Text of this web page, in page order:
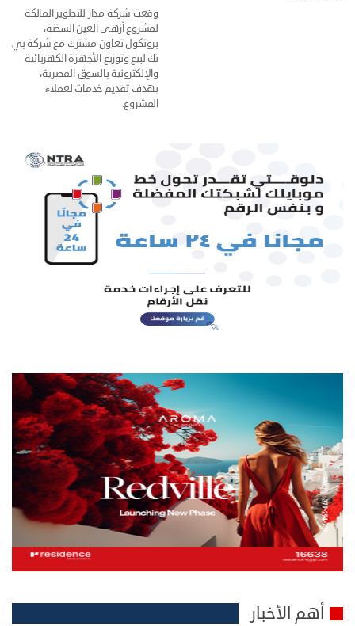
وقعت شركة مدار للتطوير المالكة
لمشروع أزهى العين السخنة،
بروتكول تعاون مشترك مع شركة بي
تك لبيع وتوزيع الأجهزة الكهربائية
والإلكترونية بالسوق المصرية،
بهدف تقديم خدمات لعملاء
المشروع.
أهم الأخبار